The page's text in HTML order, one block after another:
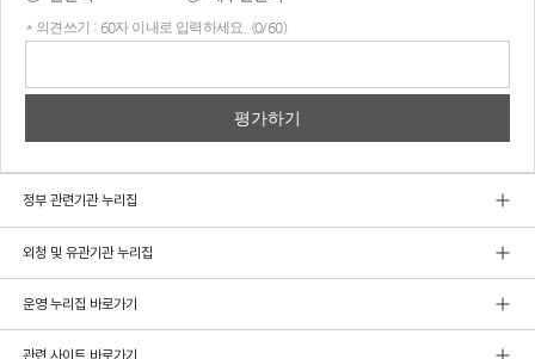
* 의견쓰기 : 60자 이내로 입력하세요. (0/60)
정부 관련기관 누리집
외청 및 유관기관 누리집
운영 누리집 바로가기
관련 사이트 바로가기